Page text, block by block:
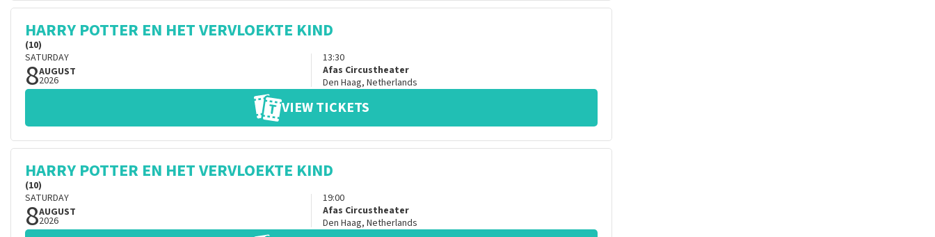
HARRY POTTER EN HET VERVLOEKTE KIND
(10)
SATURDAY
8AUGUST
2026
13:30
Afas Circustheater
Den Haag, Netherlands
VIEW TICKETS
HARRY POTTER EN HET VERVLOEKTE KIND
(10)
SATURDAY
8AUGUST
2026
19:00
Afas Circustheater
Den Haag, Netherlands